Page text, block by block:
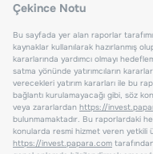
Çekince Notu
Bu sayfada yer alan raporlar
kaynaklar kullanılarak hazırlanmış
kararlarında yardımcı olmayı
satma yönünde yatırımcıların
verecekleri yatırım kararları ile bu
bağlantı kurulamayacağı gibi, söz
veya zararlardan https://
bulunmamaktadır. Bu raporlardaki
konularda resmi hizmet veren yetkili
https://invest.papara.com